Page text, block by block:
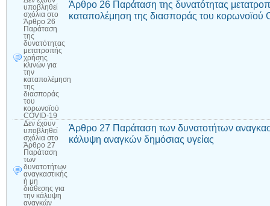
υποβληθεί
σχόλια στο
Άρθρο 26
Παράταση
της
δυνατότητας
μετατροπής
χρήσης
κλινών για
την
καταπολέμηση
της
διασποράς
του
κορωνοϊού
COVID-19
Άρθρο 26 Παράταση της δυνατότητας
καταπολέμηση της διασποράς του κορωνοϊού
Δεν έχουν
υποβληθεί
σχόλια στο
Άρθρο 27
Παράταση
των
δυνατοτήτων
αναγκαστικής
ή μη
διάθεσης για
την κάλυψη
αναγκών
Άρθρο 27 Παράταση των δυνατοτήτων
κάλυψη αναγκών δημόσιας υγείας